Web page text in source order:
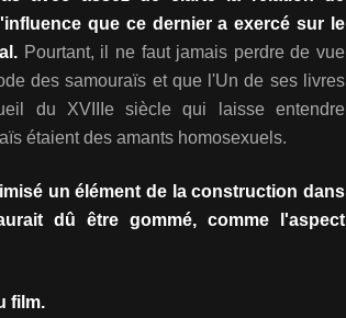
que ce dernier a exercé sur le
Pourtant, il ne faut jamais perdre de vue
des samouraïs et que l'Un de ses livres
du XVIIIe siècle qui laisse entendre
étaient des amants homosexuels.
un élément de la construction dans
dû être gommé, comme l'aspect
film.